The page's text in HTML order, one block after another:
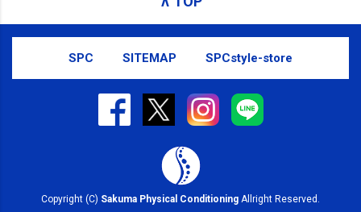
Email delivery powered by Google Google Inc., 1600
Amphitheatre Parkway, Mountain View, CA 94043,
SPC SITEMAP SPCstyle-store
Copyright (C) Sakuma Physical Conditioning Allright Reserved.